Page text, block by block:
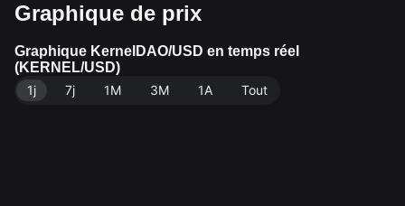
sur 24 heures de $4,044.51. KernelDAO a une capitali
sation boursière de $9,281,748.6 et une offre en circul
ation de 286.31M KERNEL. Source des données : Bit
get Exchange. Dernière mise à jour : 2026-08-06 14:2
3:33.
Graphique de prix
Graphique KernelDAO/USD en temps réel
(KERNEL/USD)
1j
7j 1M 3M 1A Tout